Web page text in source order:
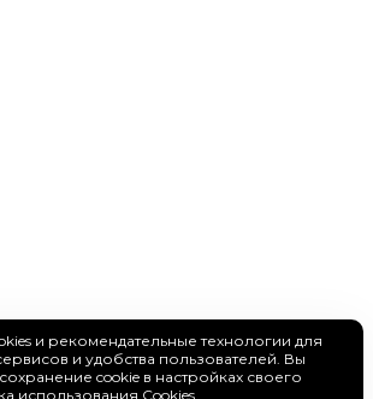
и рекомендательные технологии для
и удобства пользователей. Вы
cookie в настройках своего
использования Cookies